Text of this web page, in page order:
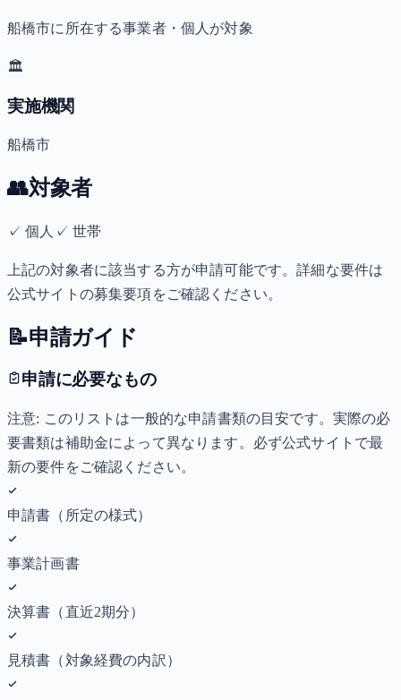
船橋市に所在する事業者・個人が対象
🏛️
実施機関
船橋市
👥対象者
✓個人 ✓ 世帯
上記の対象者に該当する方が申請可能です。詳細な要件は
公式サイトの募集要項をご確認ください。
📝申請ガイド
申請に必要なもの
注意: このリストは一般的な申請書類の目安です。実際の必
要書類は補助金によって異なります。必ず公式サイトで最
新の要件をご確認ください。
申請書（所定の様式）
事業計画書
決算書（直近2期分）
見積書（対象経費の内訳）